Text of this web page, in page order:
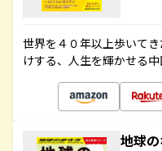
世界を４０年以上歩いて
けする、人生を輝かせる
地球